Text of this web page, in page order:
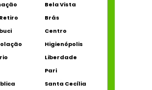
Bela Vista
Brás
Centro
Higienópolis
Liberdade
Pari
Santa Cecília